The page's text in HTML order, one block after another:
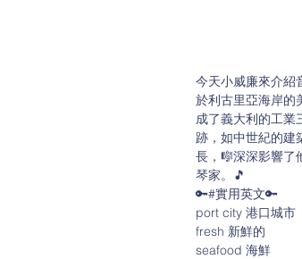
今天小威廉來介
於利古里亞海岸的
成了義大利的工業
跡，如中世紀的建
長，🎼深深影響了
琴家。🎵
🔑#實用英文🔑
port city 港口城市
fresh 新鮮的
seafood 海鮮